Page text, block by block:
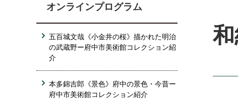
オンラインプログラム
五百城文哉《小金井の桜》描かれた明治
の武蔵野ー府中市美術館コレクション紹
介
本多錦吉郎《景色》府中の景色・今昔ー
府中市美術館コレクション紹介